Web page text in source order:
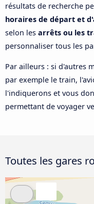
résultats de recherche
horaires de départ et
selon les arrêts ou les
personnaliser tous les
Par ailleurs : si d'autres
par exemple le train,
l'indiquerons et vous
permettant de voyager
Toutes les gares